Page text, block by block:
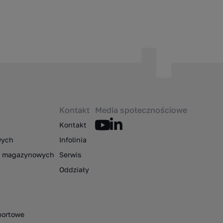
magazynowych
Kontakt
Kontakt
Infolinia
Serwis
Oddziały
Media społecznościowe